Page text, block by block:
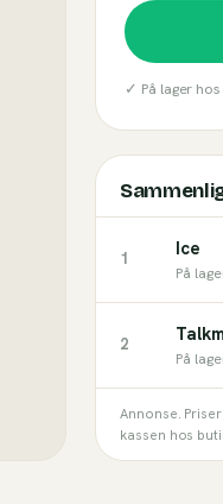
✓ På lager
1 Ice
På
2
På
Annonse.
kassen hos